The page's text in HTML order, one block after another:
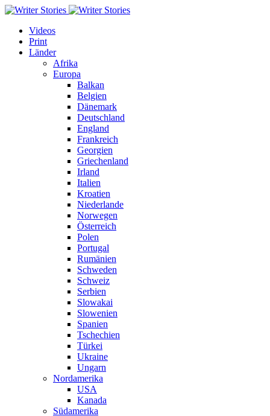
Videos
Print
Länder
Afrika
Europa
Balkan
Belgien
Dänemark
Deutschland
England
Frankreich
Georgien
Griechenland
Irland
Italien
Kroatien
Niederlande
Norwegen
Österreich
Polen
Portugal
Rumänien
Schweden
Schweiz
Serbien
Slowakai
Slowenien
Spanien
Tschechien
Türkei
Ukraine
Ungarn
Nordamerika
USA
Kanada
Südamerika